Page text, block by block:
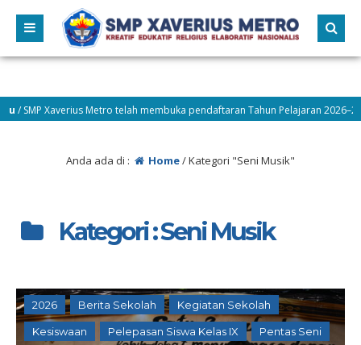
Xaverius Metro telah membuka pendaftaran Tahun Pelajaran 2026–2027!
Anda ada di : Home/Kategori "Seni Musik"
Kategori : Seni Musik
2026 Berita Sekolah Kegiatan Sekolah
Kesiswaan Pelepasan Siswa Kelas IX Pentas Seni